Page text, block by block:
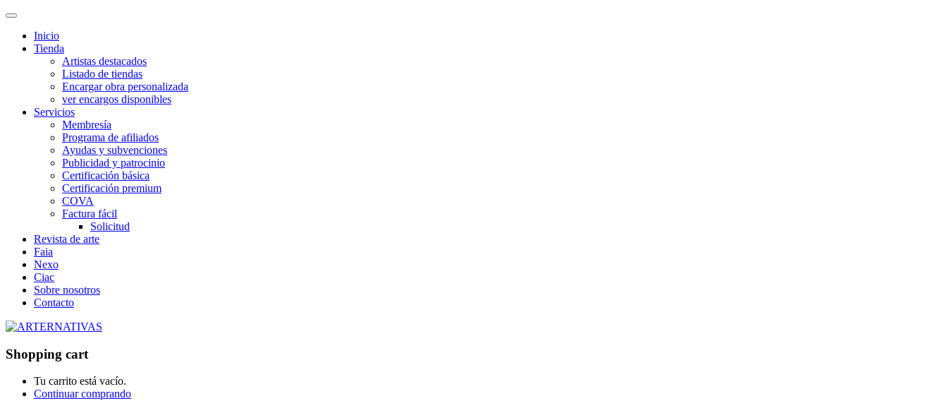
Inicio
Tienda
Artistas destacados
Listado de tiendas
Encargar obra personalizada
ver encargos disponibles
Servicios
Membresía
Programa de afiliados
Ayudas y subvenciones
Publicidad y patrocinio
Certificación básica
Certificación premium
COVA
Factura fácil
Solicitud
Revista de arte
Faia
Nexo
Ciac
Sobre nosotros
Contacto
Shopping cart
Tu carrito está vacío.
Continuar comprando